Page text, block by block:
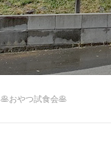
🥞おやつ試食会🥞